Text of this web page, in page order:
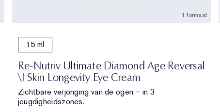
1 formaat
15 ml
Re-Nutriv Ultimate Diamond Age Reversal
\| Skin Longevity Eye Cream
Zichtbare verjonging van de ogen – in 3
jeugdigheidszones.